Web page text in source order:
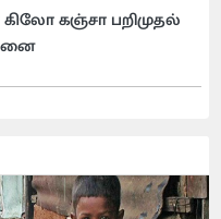
கஞ்சா பறிமுதல்